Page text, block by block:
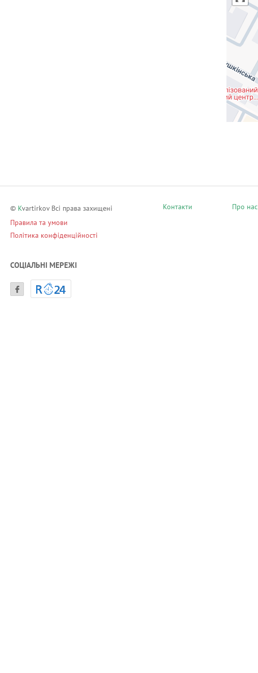
© Kvartirkov Всі права захищені
Правила та умови
Політика конфіденційності
Контакти Про нас
СОЦІАЛЬНІ МЕРЕЖІ